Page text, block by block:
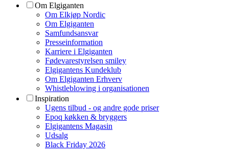
Om Elgiganten
Om Elkjøp Nordic
Om Elgiganten
Samfundsansvar
Presseinformation
Karriere i Elgiganten
Fødevarestyrelsen smiley
Elgigantens Kundeklub
Om Elgiganten Erhverv
Whistleblowing i organisationen
Inspiration
Ugens tilbud - og andre gode priser
Epoq køkken & bryggers
Elgigantens Magasin
Udsalg
Black Friday 2026